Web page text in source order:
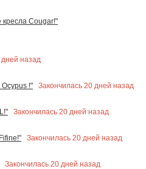
Cougar!"
дней назад
!"
Закончилась 20 дней назад
Закончилась 20 дней назад
Закончилась 20 дней назад
Закончилась 20 дней назад